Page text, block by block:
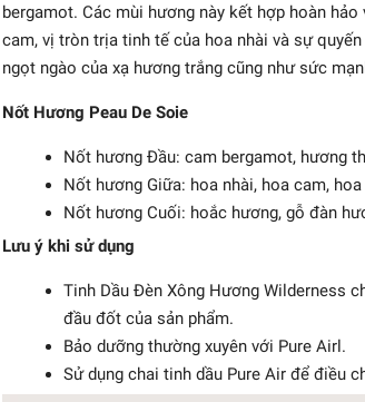
bergamot. Các mùi hương này kết hợp hoàn
cam, vị tròn trịa tinh tế của hoa nhài và sự
ngọt ngào của xạ hương trắng cũng như sức
Nốt Hương Peau De Soie
Nốt hương Đầu: cam bergamot, hương
Nốt hương Giữa: hoa nhài, hoa cam,
Nốt hương Cuối: hoắc hương, gỗ đàn
Lưu ý khi sử dụng
Tinh Dầu Đèn Xông Hương Wilderness
đầu đốt của sản phẩm.
Bảo dưỡng thường xuyên với Pure Airl.
Sử dụng chai tinh dầu Pure Air để điều
Maison Berger - Tinh dầu
khuếch tán hương Lemon
Flower - 200ml
691.200₫